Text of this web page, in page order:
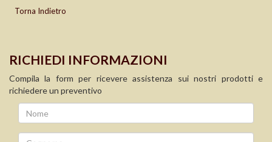
Torna Indietro
RICHIEDI INFORMAZIONI
Compila la form per ricevere assistenza sui nostri prodotti e
richiedere un preventivo